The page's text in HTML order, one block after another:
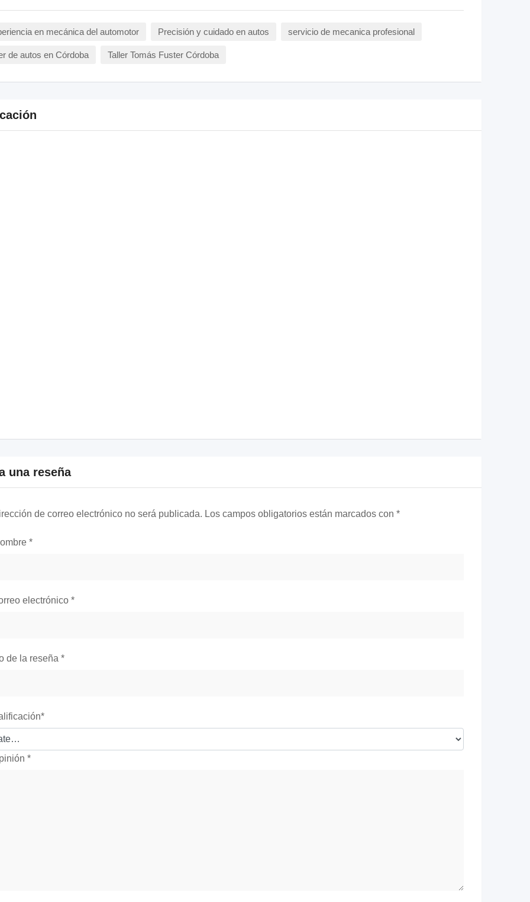
en mecánica del automotor Precisión y cuidado en autos servicio de mecanica profesional
de autos en Córdoba Taller Tomás Fuster Córdoba
una reseña
de correo electrónico no será publicada. Los campos obligatorios están marcados con *
*
electrónico *
de la reseña *
*
*